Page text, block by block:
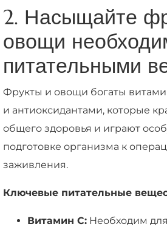
2. Насыщайте
овощи
питательными
Фрукты и овощи богаты
и антиоксидантами, которые
общего здоровья и играют
подготовке организма к
заживления.
Ключевые питательные
Витамин C: Необходим